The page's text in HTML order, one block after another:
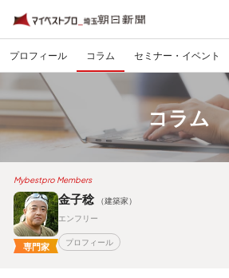
プロフィール コラム セミナー・イベント
コラム
Mybestpro Members
専門家
金子稔
（建築家）
エンフリー
プロフィール